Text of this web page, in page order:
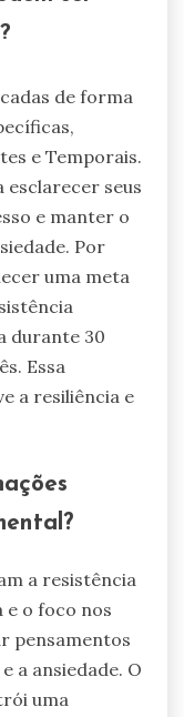
de forma
e Temporais.
esclarecer seus
e manter o
Por
uma meta
durante 30
Essa
a resiliência e
a resistência
o foco nos
pensamentos
a ansiedade. O
uma